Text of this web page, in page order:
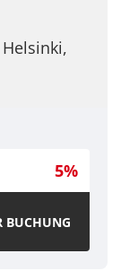
5%
BUCHUNG